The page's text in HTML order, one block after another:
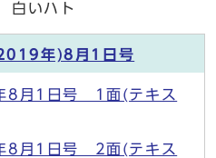
いハト
年)8月1日号
8月1日号 1面(テキス
8月1日号 2面(テキス